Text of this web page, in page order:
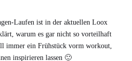
Laufen ist in der aktuellen Loox
warum es gar nicht so vorteilhaft
immer ein Frühstück vorm workout,
inspirieren lassen 🙂